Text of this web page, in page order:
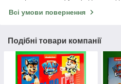
Всі умови повернення
Подібні товари компанії